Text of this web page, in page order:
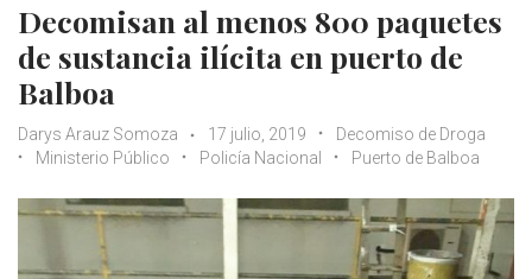
Decomisan al menos 800 paquetes
de sustancia ilícita en puerto de
Balboa
Darys Arauz Somoza 17 julio, 2019
Decomiso de Droga
Ministerio Público
Policía Nacional Puerto de Balboa